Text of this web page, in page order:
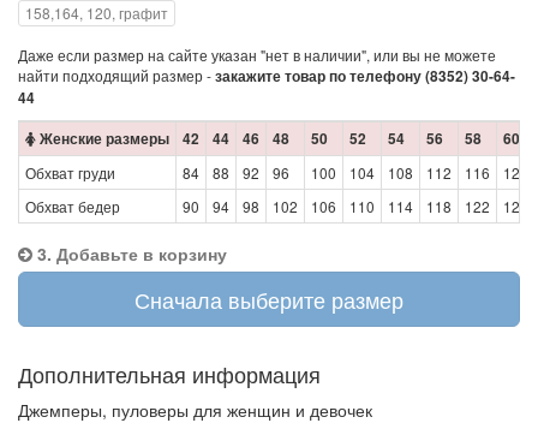
158,164, 120, графит
Даже если размер на сайте указан "нет в наличии", или вы не можете
найти подходящий размер -закажите товар по телефону (8352) 30-64-
44
Женские размеры
42 44 46 48 50 52 54 56 58
60
Обхват груди
84 88 92 96 100 104 108 112 116
120
Обхват бедер
90 94 98 102 106 110 114 118 122 126
3. Добавьте в корзину
Сначала выберите размер
Дополнительная информация
Джемперы, пуловеры для женщин и девочек